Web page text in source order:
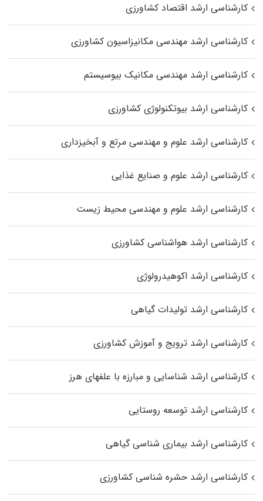
کارشناسی ارشد اقتصاد کشاورزی
کارشناسی ارشد مهندسی مکانیزاسیون کشاورزی
کارشناسی ارشد مهندسی مکانیک بیوسیستم
کارشناسی ارشد بیوتکنولوژی کشاورزی
کارشناسی ارشد علوم و مهندسی مرتع و آبخیزداری
کارشناسی ارشد علوم و صنایع غذایی
کارشناسی ارشد علوم و مهندسی محیط زیست
کارشناسی ارشد هواشناسی کشاورزی
کارشناسی ارشد اکوهیدرولوژی
کارشناسی ارشد تولیدات گیاهی
کارشناسی ارشد ترویج و آموزش کشاورزی
کارشناسی ارشد شناسایی و مبارزه با علفهای هرز
کارشناسی ارشد توسعه روستایی
کارشناسی ارشد بیماری‌ شناسی گیاهی
کارشناسی ارشد حشره‌ شناسی کشاورزی